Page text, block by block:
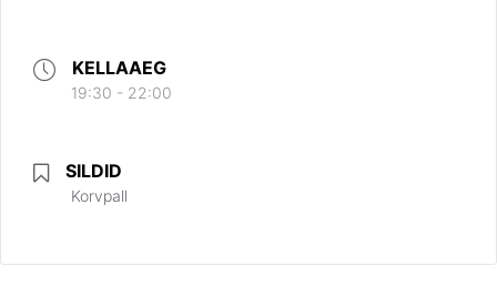
KELLAAEG
19:30 - 22:00
SILDID
Korvpall